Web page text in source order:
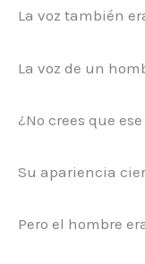
La voz también
La voz de un
¿No crees que
Su apariencia
Pero el hombre